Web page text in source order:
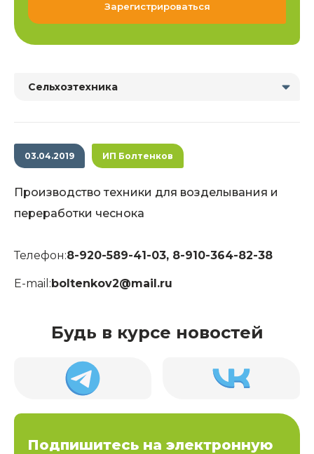
Зарегистрироваться
Сельхозтехника
03.04.2019 ИП Болтенков
Производство техники для возделывания и
переработки чеснока
Телефон:8-920-589-41-03, 8-910-364-82-38
E-mail:boltenkov2@mail.ru
Будь в курсе новостей
Подпишитесь на электронную